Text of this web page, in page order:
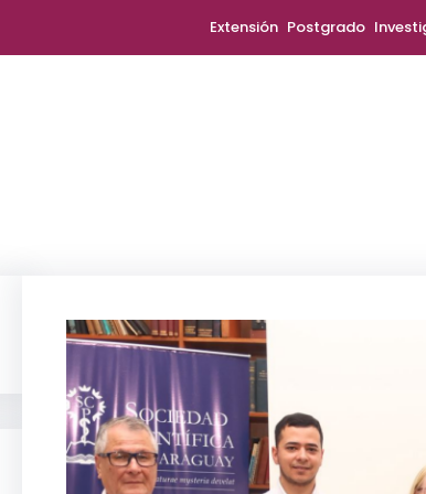
Extensión Postgrado